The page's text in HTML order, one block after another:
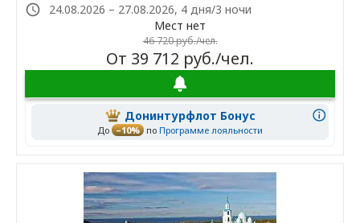
24.08.2026 – 27.08.2026, 4 дня/3 ночи
Мест нет
46 720 руб./чел.
От 39 712 руб./чел.
Донинтурфлот Бонус
До –10% по Программе лояльности